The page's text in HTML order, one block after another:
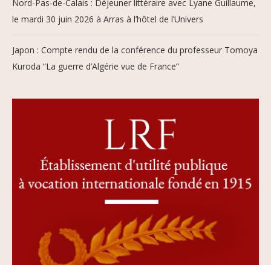
Nord-Pas-de-Calais : Déjeuner littéraire avec Lyane Guillaume,
le mardi 30 juin 2026 à Arras à l’hôtel de l’Univers
Japon : Compte rendu de la conférence du professeur Tomoya
Kuroda “La guerre d’Algérie vue de France”